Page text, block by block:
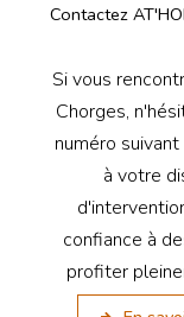
Contactez
Si vous
Chorges,
numéro
à votre
confiance à
profiter